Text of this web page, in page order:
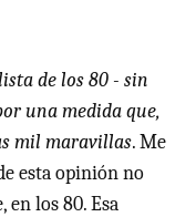
de los 80 - sin
una medida que,
mil maravillas. Me
esta opinión no
los 80. Esa